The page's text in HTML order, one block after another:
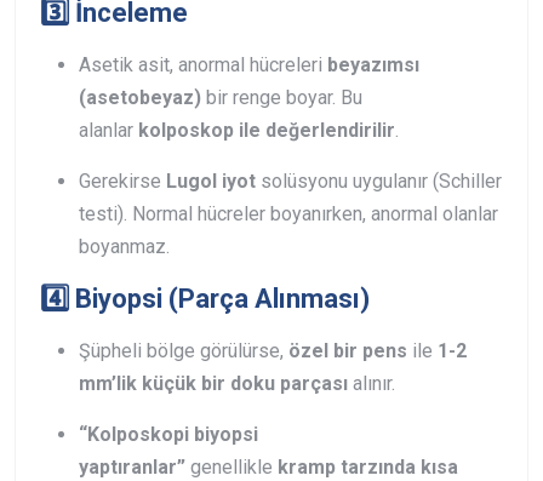
3️⃣ İnceleme
Asetik asit, anormal hücreleri beyazımsı
(asetobeyaz) bir renge boyar. Bu
alanlar kolposkop ile değerlendirilir.
Gerekirse Lugol iyot solüsyonu uygulanır (Schiller
testi). Normal hücreler boyanırken, anormal olanlar
boyanmaz.
4️⃣ Biyopsi (Parça Alınması)
Şüpheli bölge görülürse, özel bir pens ile 1-2
mm’lik küçük bir doku parçası alınır.
“Kolposkopi biyopsi
yaptıranlar” genellikle kramp tarzında kısa